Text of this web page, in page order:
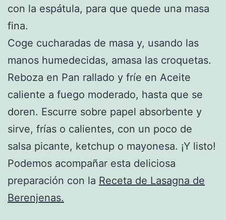
con la espátula, para que quede una masa
fina.
Coge cucharadas de masa y, usando las
manos humedecidas, amasa las croquetas.
Reboza en Pan rallado y fríe en Aceite
caliente a fuego moderado, hasta que se
doren. Escurre sobre papel absorbente y
sirve, frías o calientes, con un poco de
salsa picante, ketchup o mayonesa. ¡Y listo!
Podemos acompañar esta deliciosa
preparación con la Receta de Lasagna de
Berenjenas.